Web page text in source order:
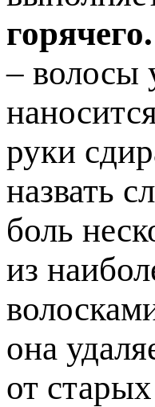
горячего.
– волосы
руки
назвать
боль
из
она
от